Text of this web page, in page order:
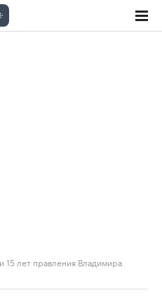
15 лет правления Владимира